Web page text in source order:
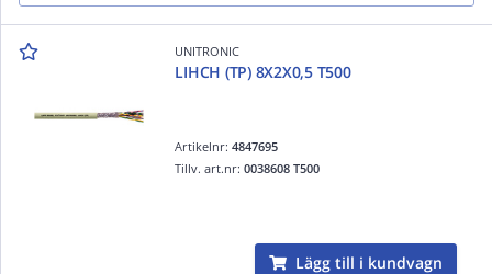
UNITRONIC
LIHCH (TP) 8X2X0,5 T500
Artikelnr:4847695
Tillv. art.nr:0038608 T500
Lägg till i kundvagn